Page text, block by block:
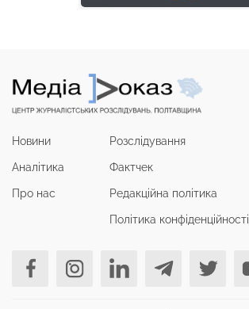
Новини
Аналітика
Про нас
Розслідування
Фактчек
Редакційна політика
Політика конфіденційності